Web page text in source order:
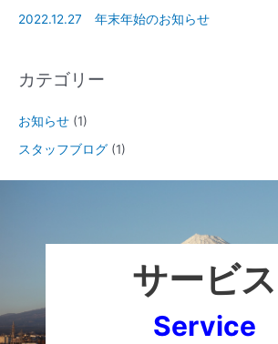
2022.12.27 年末年始のお知らせ
カテゴリー
お知らせ (1)
スタッフブログ (1)
サービス
Service